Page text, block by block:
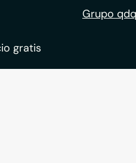
Grupo qdq
gratis